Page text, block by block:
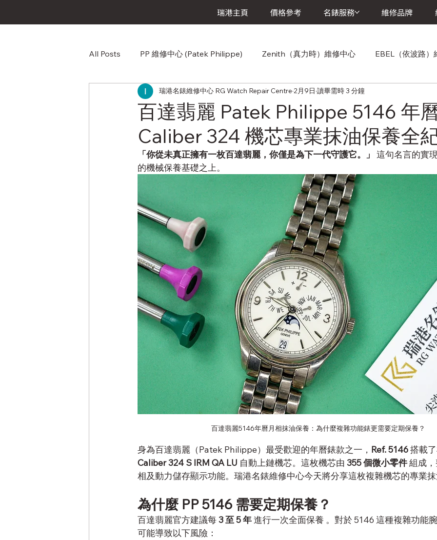
瑞港主頁 價格參考 名錶服務 維修品牌
All Posts PP 維修中心 (Patek Philippe) Zenith（真力時）維修中心 EBEL（依波路）
Omega（歐米茄）維修中心 Cartier(卡地亞)維修中心 Chopard（蕭邦）維修中心
Audemars Piguet (愛彼) AP維修中心 Vacheron Constantin (江詩丹頓) 維修中心 A.
Corum (崑崙錶) 維修中心 Breitling (百年靈)維修中心
Franck Muller (法蘭克穆勒)維修中心 Girard-Perregaux (芝柏錶)維修中心 Jaeger-
Seiko (精工錶)維修中心 Panerai (沛納海)維修中心 Piaget（伯爵）手錶維修中心
Hublot (宇舶) 手錶維修中心 Ulysse Nardin (雅典錶) 維修中心 Junghans(榮漢斯)手
Channel 手錶維修中心 NOMOS Glashütte 手錶維修中心 Rado (雷達錶) 維修中心
Studio Underd0g 維修中心 Glashütte Original （格拉蘇蒂原創）手錶維修中心
百達翡麗 Patek Philippe 5146 年
Caliber 324 機芯專業抹油保養全
瑞港名錶維修中心 RG Watch Repair Centre 2月9日 讀畢需時 3 分鐘
「你從未真正擁有一枚百達翡麗，你僅是為下一代守護它。」
這句名言的實
的機械保養基礎之上。
百達翡麗5146年曆月相抹油保養：為什麼複雜功能錶更需要定期保養？
身為百達翡麗（Patek Philippe）最受歡迎的年曆錶款之一， Ref. 5146 搭載
Caliber 324 S IRM QA LU 自動上鏈機芯。這枚機芯由 355 個微小零件 組成，
相及動力儲存顯示功能。瑞港名錶維修中心今天將分享這枚複雜機芯的專業
為什麼 PP 5146 需要定期保養？
百達翡麗官方建議每 3 至 5 年 進行一次全面保養 。對於 5146 這種複雜功能
可能導致以下風險：